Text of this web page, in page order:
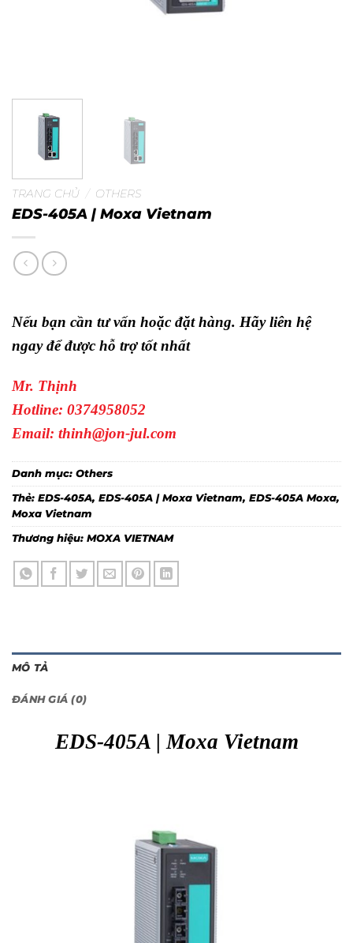
TRANG CHỦ / OTHERS
EDS-405A | Moxa Vietnam
Nếu bạn cần tư vấn hoặc đặt hàng. Hãy liên hệ
ngay để được hỗ trợ tốt nhất
Mr. Thịnh
Hotline: 0374958052
Email: thinh@jon-jul.com
Danh mục: Others
Thẻ: EDS-405A, EDS-405A | Moxa Vietnam, EDS-405A Moxa,
Moxa Vietnam
Thương hiệu: MOXA VIETNAM
MÔ TẢ
ĐÁNH GIÁ (0)
EDS-405A | Moxa Vietnam